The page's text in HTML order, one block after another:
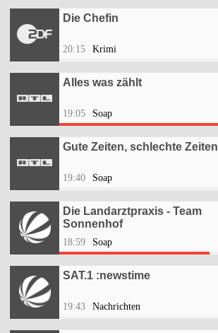
Die Chefin
20:15 Krimi
Alles was zählt
19:05 Soap
Gute Zeiten, schlechte Zeiten
19:40 Soap
Die Landarztpraxis - Team
Sonnenhof
18:59 Soap
SAT.1 :newstime
19:43 Nachrichten